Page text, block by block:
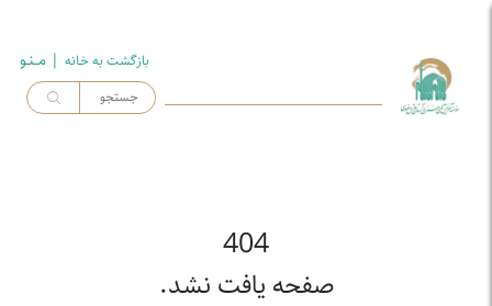
بازگشت به خـانه | مــنـو
404
صفحه یافت نشد.